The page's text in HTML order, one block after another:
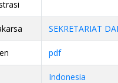
SEKRETARIAT
pdf
Indonesia